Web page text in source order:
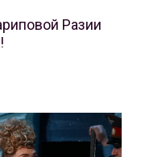
Разии